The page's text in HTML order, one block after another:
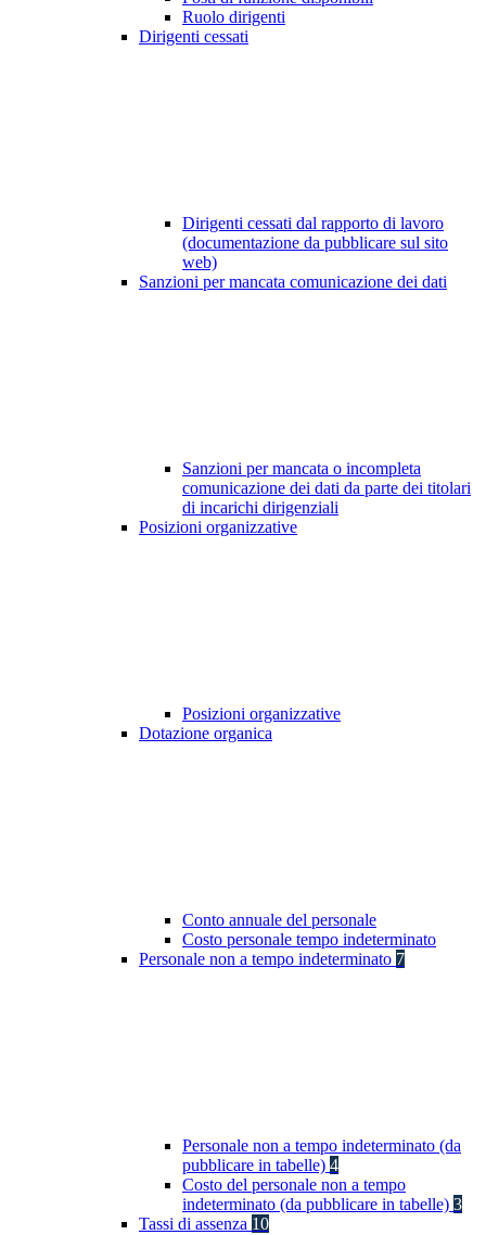
Ruolo dirigenti
Dirigenti cessati
Dirigenti cessati dal rapporto di lavoro
(documentazione da pubblicare sul sito
web)
Sanzioni per mancata comunicazione dei dati
Sanzioni per mancata o incompleta
comunicazione dei dati da parte dei titolari
di incarichi dirigenziali
Posizioni organizzative
Posizioni organizzative
Dotazione organica
Conto annuale del personale
Costo personale tempo indeterminato
Personale non a tempo indeterminato 7
Personale non a tempo indeterminato (da
pubblicare in tabelle) 4
Costo del personale non a tempo
indeterminato (da pubblicare in tabelle) 3
Tassi di assenza 10